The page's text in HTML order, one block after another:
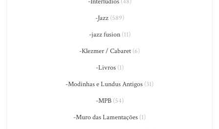
-Jazz(589)
-jazz fusion(11)
-Klezmer / Cabaret (6)
-Livros(1)
-Modinhas e Lundus Antigos (31)
-MPB(54)
-Muro das Lamentações (1)